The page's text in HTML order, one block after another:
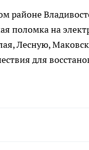
районе
поломка на
Лесную,
для